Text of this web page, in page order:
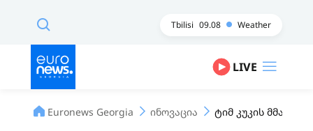
Tbilisi 09.08 Weather
LIVE
Euronews Georgia ინოვაცია ტიმ კუკის